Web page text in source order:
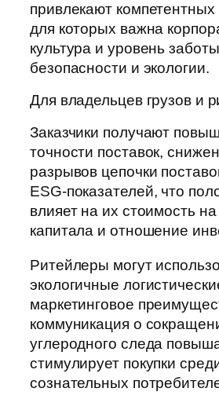
привлекают компетентных
для которых важна
культура и уровень
безопасности и экологии.
Для владельцев грузов и
Заказчики получают
точности поставок,
разрывов цепочки
ESG-показателей, что
влияет на их стоимость
капитала и отношение
Ритейлеры могут
экологичные
маркетинговое
коммуникация о
углеродного следа
стимулирует покупки
сознательных